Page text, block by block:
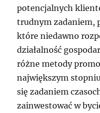
potencjalnych
trudnym zadaniem,
które niedawno
działalność
różne metody
największym
się zadaniem
zainwestować w